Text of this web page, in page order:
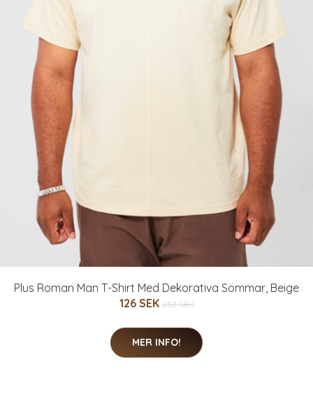
Plus Roman Man T-Shirt Med Dekorativa Sömmar, Beige
126 SEK 252 SEK
MER INFO!